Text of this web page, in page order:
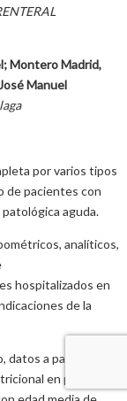
Montero Madrid,
Manuel
por varios tipos
de pacientes con
aguda.
analíticos,
hospitalizados en
de la
a partir de
en planta de